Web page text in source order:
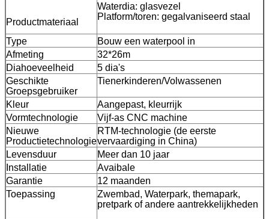
Productmateriaal
Waterdia: glasvezel
Platform/toren: gegalvaniseerd staal
Type
Bouw een waterpool in
Afmeting
32*26m
Diahoeveelheid
5 dia's
Geschikte
Groepsgebruiker
Tienerkinderen/Volwassenen
Kleur
Aangepast, kleurrijk
Vormtechnologie
Vijf-as CNC machine
Nieuwe
Productietechnologie
RTM-technologie (de eerste
vervaardiging in China)
Levensduur
Meer dan 10 jaar
Installatie
Avaibale
Garantie
12 maanden
Toepassing
Zwembad, Waterpark, themapark,
pretpark of andere aantrekkelijkheden